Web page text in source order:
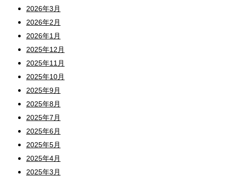
2026年3月
2026年2月
2026年1月
2025年12月
2025年11月
2025年10月
2025年9月
2025年8月
2025年7月
2025年6月
2025年5月
2025年4月
2025年3月